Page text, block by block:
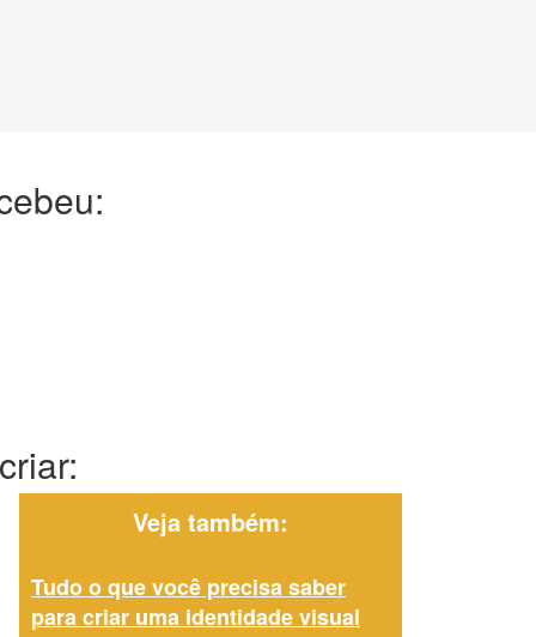
Veja também:
Tudo o que você precisa saber
para criar uma identidade visual